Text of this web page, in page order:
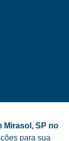
Mirasol, SP no
para sua